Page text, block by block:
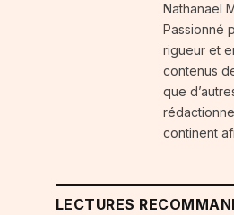
Nathanael
Passionné
rigueur et
contenus
que
continent
LECTURES